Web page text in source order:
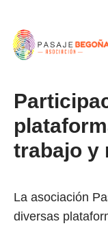
trabajo y
La asociación
diversas